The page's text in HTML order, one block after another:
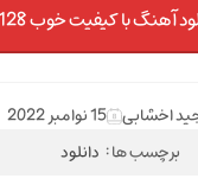
آهنگ با کیفیت خوب 128
اخشابی 15 نوامبر 2022
برچسب ها : دانلود